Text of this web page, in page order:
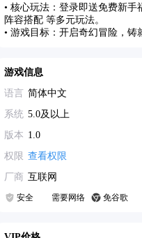
• 核心玩法：登录即送免费新
阵容搭配 等多元玩法。
• 游戏目标：开启奇幻冒险，铸
游戏信息
语言 简体中文
系统 5.0及以上
版本 1.0
权限 查看权限
厂商 互联网
安全 需要网络 免谷歌